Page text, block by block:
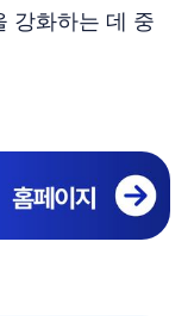
강화하는 데 중